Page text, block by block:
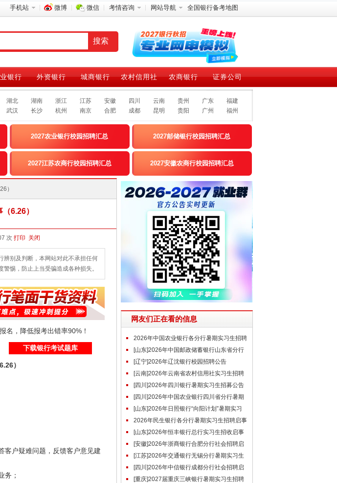
手机站 微博 微信 考情咨询 网站导航 全国银行备考地图
银行 外资银行 城商银行 农村信用社 农商银行 证券公司
湖北 湖南 浙江 江苏 安徽 四川 云南 贵州 广东
福建
武汉 长沙 杭州 南京 合肥 成都 昆明 贵阳 广州 福州
2027农业银行校园招聘汇总 2027邮储银行校园招聘汇总
2027江苏农商行校园招聘汇总 2027安徽农商行校园招聘汇总
）
6.26）
次 打印 关闭
辨别及判断，本网站对此不承担任何
惕，防止上当受骗造成各种损失。
名，降低报考出错率90%！
下载银行考试题库
）
户疑难问题，反馈客户意见建
务；
网友们正在看的信息
2026年中国农业银行各分行暑期实习生招聘
公告汇总
[山东]2026年中国邮政储蓄银行山东省分行
暑期实习生招聘公告
[辽宁]2026年辽沈银行校园招聘公告
[云南]2026年云南省农村信用社实习生招聘
公告[四川]2026年四川银行暑期实习生招募公告
[四川]2026年中国农业银行四川省分行暑期
实习生招募公告
[山东]2026年日照银行“向阳计划”暑期实习
生招聘公告
2026年民生银行各分行暑期实习生招聘启事
汇总[山东]2026年恒丰银行总行实习生招收启事
（6.13）
[安徽]2026年浙商银行合肥分行社会招聘启
事
[江苏]2026年交通银行无锡分行暑期实习生
招聘公告
[四川]2026年中信银行成都分行社会招聘启
事(6.18)
[重庆]2027届重庆三峡银行暑期实习生招聘